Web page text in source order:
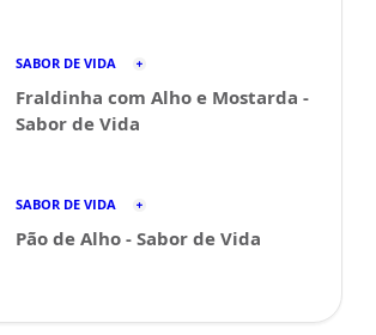
SABOR DE VIDA
Fraldinha com Alho e Mostarda -
Sabor de Vida
SABOR DE VIDA
Pão de Alho - Sabor de Vida